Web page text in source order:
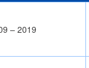
– 2019